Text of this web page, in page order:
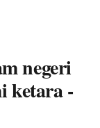
negeri
ketara -